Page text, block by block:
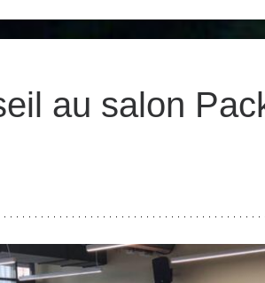
au salon